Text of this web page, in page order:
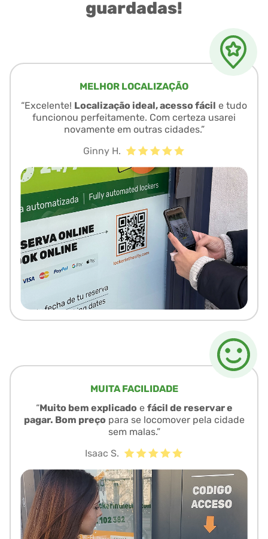
guardadas!
MELHOR LOCALIZAÇÃO
“Excelente! Localização ideal, acesso fácil e tudo
funcionou perfeitamente. Com certeza usarei
novamente em outras cidades.”
Ginny H.
MUITA FACILIDADE
“Muito bem explicado e fácil de reservar e
pagar. Bom preço para se locomover pela cidade
sem malas.”
Isaac S.